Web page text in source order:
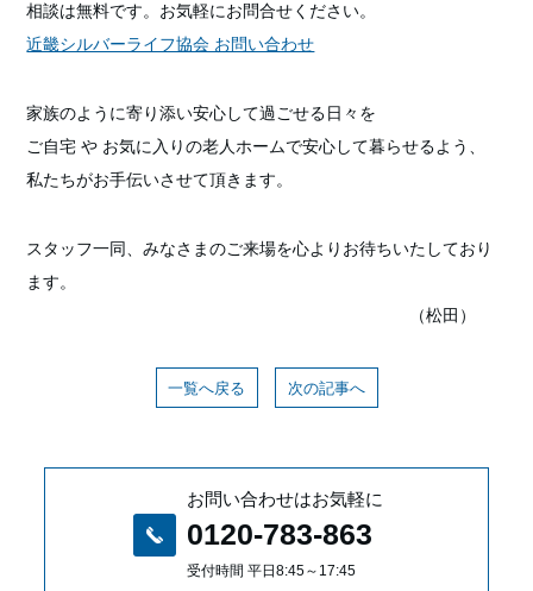
相談は無料です。お気軽にお問合せください。
近畿シルバーライフ協会 お問い合わせ
家族のように寄り添い安心して過ごせる日々を
ご自宅 や お気に入りの老人ホームで安心して暮らせるよう、
私たちがお手伝いさせて頂きます。
スタッフ一同、みなさまのご来場を心よりお待ちいたしており
ます。
（松田）
一覧へ戻る 次の記事へ
お問い合わせはお気軽に
0120-783-863
受付時間 平日8:45～17:45